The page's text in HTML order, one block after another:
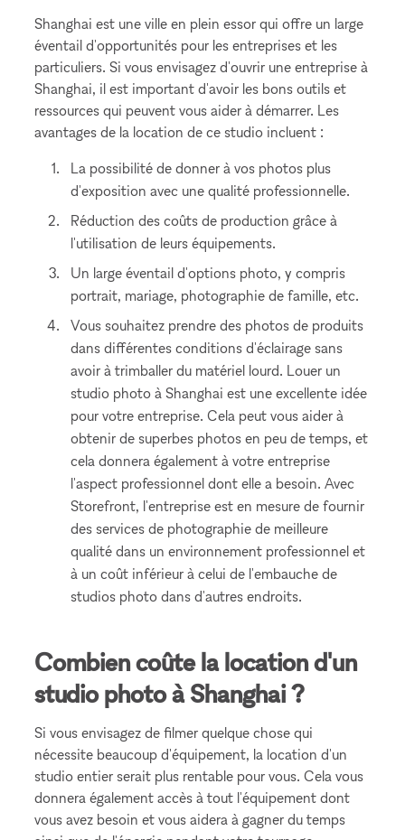
Shanghai est une ville en plein essor qui offre un large
éventail d'opportunités pour les entreprises et les
particuliers. Si vous envisagez d'ouvrir une entreprise à
Shanghai, il est important d'avoir les bons outils et
ressources qui peuvent vous aider à démarrer. Les
avantages de la location de ce studio incluent :
La possibilité de donner à vos photos plus
d'exposition avec une qualité professionnelle.
Réduction des coûts de production grâce à
l'utilisation de leurs équipements.
Un large éventail d'options photo, y compris
portrait, mariage, photographie de famille, etc.
Vous souhaitez prendre des photos de produits
dans différentes conditions d'éclairage sans
avoir à trimballer du matériel lourd. Louer un
studio photo à Shanghai est une excellente idée
pour votre entreprise. Cela peut vous aider à
obtenir de superbes photos en peu de temps, et
cela donnera également à votre entreprise
l'aspect professionnel dont elle a besoin. Avec
Storefront, l'entreprise est en mesure de fournir
des services de photographie de meilleure
qualité dans un environnement professionnel et
à un coût inférieur à celui de l'embauche de
studios photo dans d'autres endroits.
Combien coûte la location d'un
studio photo à Shanghai ?
Si vous envisagez de filmer quelque chose qui
nécessite beaucoup d'équipement, la location d'un
studio entier serait plus rentable pour vous. Cela vous
donnera également accès à tout l'équipement dont
vous avez besoin et vous aidera à gagner du temps